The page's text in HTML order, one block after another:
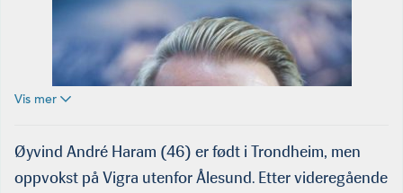
Vis mer
Øyvind André Haram (46) er født i Trondheim, men
oppvokst på Vigra utenfor Ålesund. Etter videregående